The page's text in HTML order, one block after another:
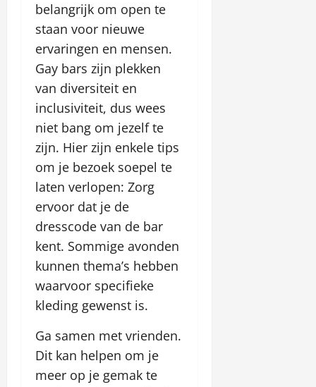
belangrijk om open te
staan voor nieuwe
ervaringen en mensen.
Gay bars zijn plekken
van diversiteit en
inclusiviteit, dus wees
niet bang om jezelf te
zijn. Hier zijn enkele tips
om je bezoek soepel te
laten verlopen: Zorg
ervoor dat je de
dresscode van de bar
kent. Sommige avonden
kunnen thema’s hebben
waarvoor specifieke
kleding gewenst is.
Ga samen met vrienden.
Dit kan helpen om je
meer op je gemak te